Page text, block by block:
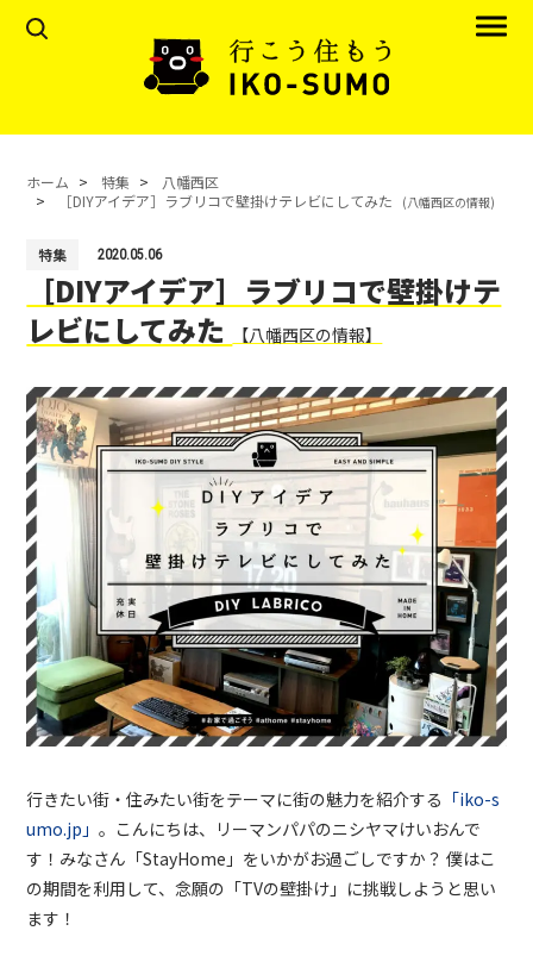
ホーム 特集
八幡西区
［DIYアイデア］ラブリコで壁掛けテレビにしてみた
(八幡西区の情報)
特集 2020.05.06
［DIYアイデア］ラブリコで壁掛けテ
レビにしてみた
【八幡西区の情報】
行きたい街・住みたい街をテーマに街の魅力を紹介する 「iko-s
umo.jp」。こんにちは、リーマンパパのニシヤマけいおんで
す！ みなさん「StayHome」をいかがお過ごしですか？ 僕はこ
の期間を利用して、念願の「TVの壁掛け」に挑戦しようと思い
ます！